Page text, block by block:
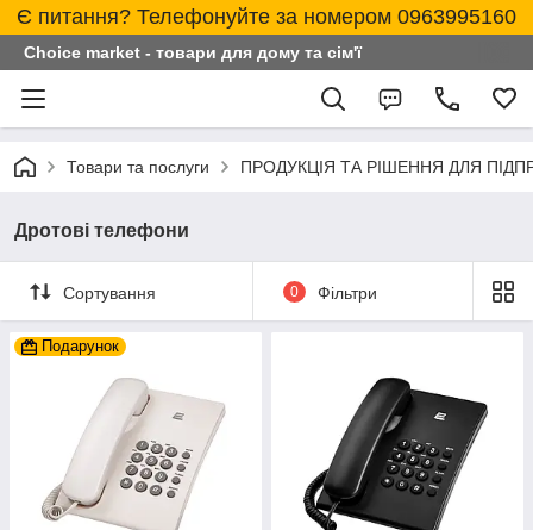
Є питання? Телефонуйте за номером 0963995160
Choice market - товари для дому та сім'ї
Товари та послуги ПРОДУКЦІЯ ТА РІШЕННЯ ДЛЯ
Дротові телефони
Сортування 0 Фільтри
Подарунок